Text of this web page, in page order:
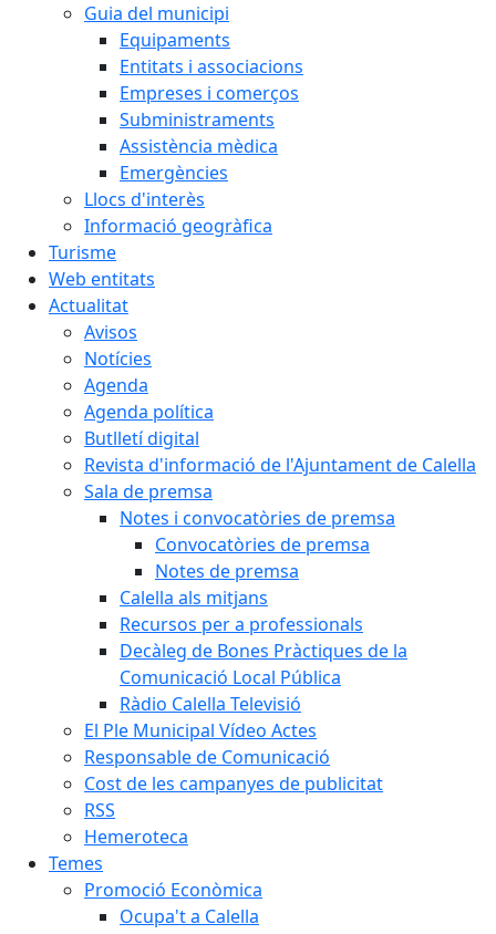
Guia del municipi
Equipaments
Entitats i associacions
Empreses i comerços
Subministraments
Assistència mèdica
Emergències
Llocs d'interès
Informació geogràfica
Turisme
Web entitats
Actualitat
Avisos
Notícies
Agenda
Agenda política
Butlletí digital
Revista d'informació de l'Ajuntament de Calella
Sala de premsa
Notes i convocatòries de premsa
Convocatòries de premsa
Notes de premsa
Calella als mitjans
Recursos per a professionals
Decàleg de Bones Pràctiques de la
Comunicació Local Pública
Ràdio Calella Televisió
El Ple Municipal Vídeo Actes
Responsable de Comunicació
Cost de les campanyes de publicitat
RSS
Hemeroteca
Temes
Promoció Econòmica
Ocupa't a Calella